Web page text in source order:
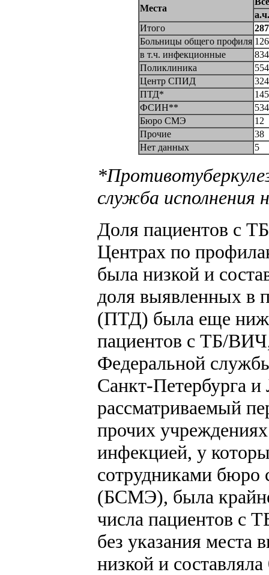
Места
а.ч.
Итого
Больницы общего профиля
в т.ч. инфекционные
834
Поликлиника
554
Центр СПИД
324
ПТД*
145
ФСИН**
534
Бюро СМЭ
12
Прочие
38
Нет данных
5
служба исполнения
Доля пациентов с
Центрах по
была низкой и
доля выявленных в
(ПТД) была еще
пациентов с ТБ/
Федеральной
Санкт-Петербурга и
рассматриваемый
прочих
инфекцией, у
сотрудниками бюро
(БСМЭ), была
числа пациентов с
без указания места
низкой и